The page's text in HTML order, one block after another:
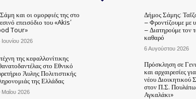
και οι ομορφιές της στο
επεισόδιο του «Akis’
Tour»
Ιουνίου 2026
της κεφαλλονίτικης
στο Εθνικό
Άυλης Πολιτιστικής
της Ελλάδας
Μαΐου 2026
Δήμος Σάμης:
– Φροντίζουμε με
– Διατηρούμε τον
καθαρό
6 Αυγούστου 2026
Πρόσκληση σε
και αρχαιρεσίες
νέου Διοικητικού
στον Π.Σ.
Αγκαλάκι»